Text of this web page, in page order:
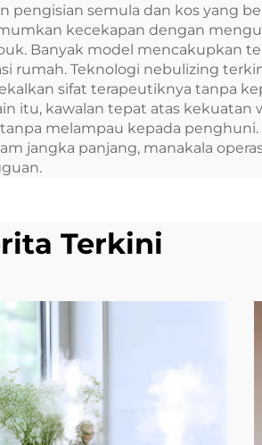
semula dan kos yang
kecekapan dengan
Banyak model mencakupkan
rumah. Teknologi nebulizing
sifat terapeutiknya tanpa
itu, kawalan tepat atas
melampau kepada penghuni.
jangka panjang, manakala
Terkini